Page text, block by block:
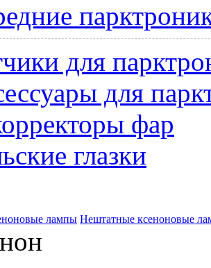
для
для
фар
глазки
лампы Нештатные ксеноновые